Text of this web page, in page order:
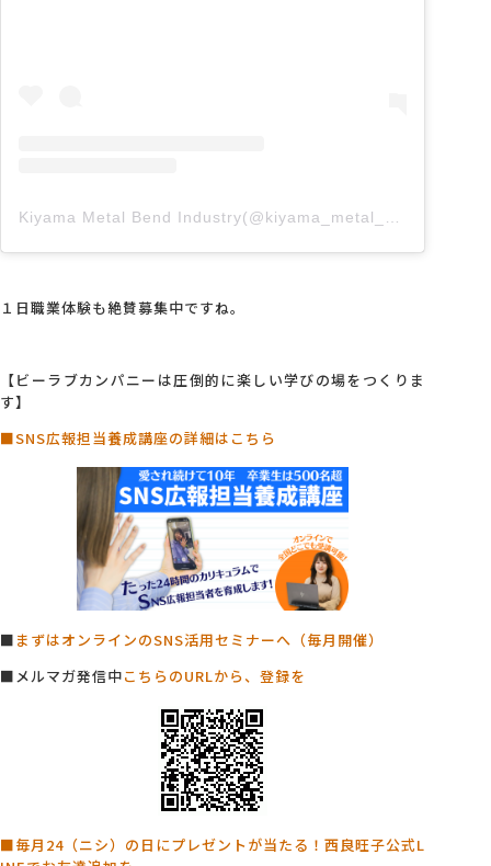
１日職業体験も絶賛募集中ですね。
【ビーラブカンパニーは圧倒的に楽しい学びの場をつくりま
す】
■SNS広報担当養成講座の詳細はこちら
■ まずはオンラインのSNS活用セミナーへ（毎月開催）
■メルマガ発信中こちらのURLから、登録を
■毎月24（ニシ）の日にプレゼントが当たる！西良旺子公式L